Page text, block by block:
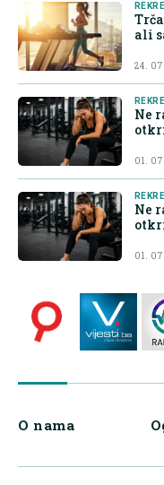
ali
24.
Ne
01.
Ne
01.
O nama